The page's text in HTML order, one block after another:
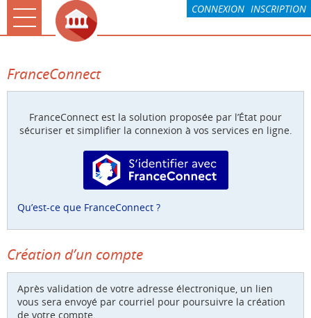
CONNEXION INSCRIPTION
Ouvrir le menu
La CARO & Moi
Paiement
FranceConnect
FranceConnect est la solution proposée par l’État pour
sécuriser et simplifier la connexion à vos services en ligne.
S’identifier avec FranceConnect
Qu’est-ce que FranceConnect ?
Création d’un compte
Après validation de votre adresse électronique, un lien
vous sera envoyé par courriel pour poursuivre la création
de votre compte.